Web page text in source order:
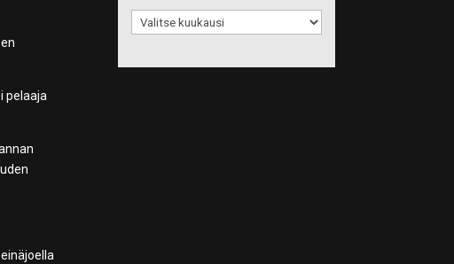
pelaaja
Arkistot